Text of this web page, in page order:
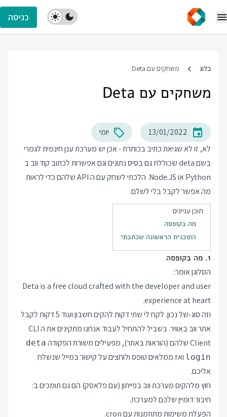
כניסה
בלוג משחקים עם Deta
משחקים עם Deta
13/01/2022
יומי
לא, זו לא שגיאת כתיב בכותרת - אכן יש מערכת ענן חינמית לגמרי
בשםdetaשכוללת גם בסיס נתונים וגם אפשרות לכתוב קוד ווב ב
Python או Node.JS. הלכתי לשחק עם ה API שלהם כדי לראות
מה אפשר לקבל בלי לשלם.
תוכן עניינים
מה בקופסה
התוכנית הראשונה שכתבתי
1. מה בקופסה
הסלוגן אומר:
Deta is a free cloud crafted with the developer and user
experience at heart.
וזה סוג-של נכון. לקח לי שתי דקות להקים חשבון ועוד 5 דקות לקבל
אתר ווב באוויר. בשביל להתחיל לעבוד אנחנו מתקינים את ה CLI
Client שלהם (הוראות באתר), מפעילים משורת הפקודה
deta
login ואז ממלאים טופס ולוחצים על קישור במייל שנשלח
אליכם.
חוץ מלהקים מערכת ווב בפייתון (עם פלאסק) הם גם תומכים ב:
חיבור דומיין שלכם למערכת.
הפעלת משימות מתוזמנות עם cron.